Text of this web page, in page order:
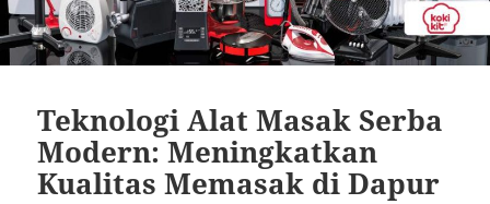
Teknologi Alat Masak Serba
Modern: Meningkatkan
Kualitas Memasak di Dapur